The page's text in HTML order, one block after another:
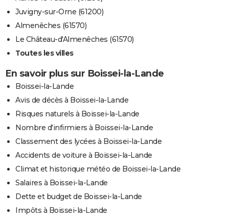
Juvigny-sur-Orne (61200)
Almenêches (61570)
Le Château-d'Almenêches (61570)
Toutes les villes
En savoir plus sur Boissei-la-Lande
Boissei-la-Lande
Avis de décès à Boissei-la-Lande
Risques naturels à Boissei-la-Lande
Nombre d'infirmiers à Boissei-la-Lande
Classement des lycées à Boissei-la-Lande
Accidents de voiture à Boissei-la-Lande
Climat et historique météo de Boissei-la-Lande
Salaires à Boissei-la-Lande
Dette et budget de Boissei-la-Lande
Impôts à Boissei-la-Lande